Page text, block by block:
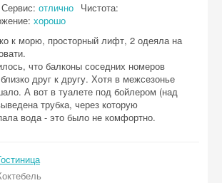
Сервис: отлично Чистота:
хорошо
к морю, просторный лифт, 2 одеяла на
что балконы соседних номеров
друг к другу. Хотя в межсезонье
А вот в туалете под бойлером (над
трубка, через которую
вода - это было не комфортно.